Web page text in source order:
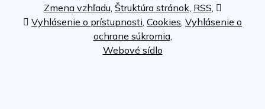
Zmena vzhľadu Štruktúra stránok, RSS
Vyhlásenie o prístupnosti Cookies Vyhlásenie o
ochrane súkromia,
Webové sídlo